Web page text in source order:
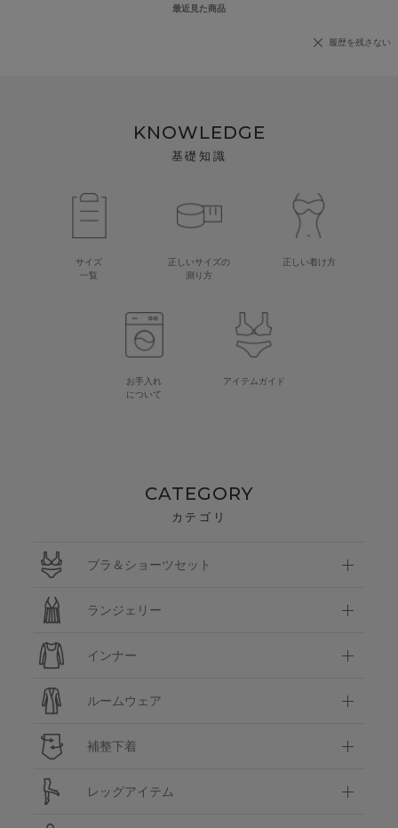
最近見た商品
履歴を残さない
KNOWLEDGE
基礎知識
サイズ
一覧
正しいサイズの
測り方
正しい着け方
お手入れ
について
アイテムガイド
CATEGORY
カテゴリ
ブラ＆ショーツセット
ランジェリー
インナー
ルームウェア
補整下着
レッグアイテム